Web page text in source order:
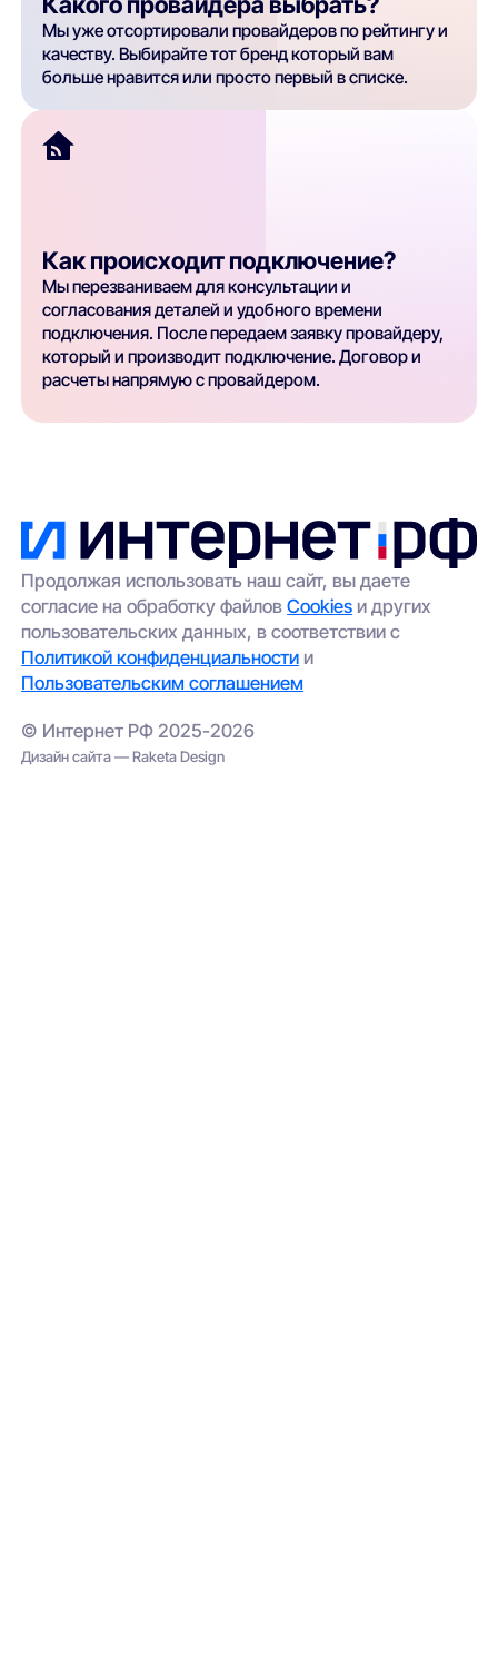
Мы уже отсортировали провайдеров по рейтингу и
качеству. Выбирайте тот бренд который вам
больше нравится или просто первый в списке.
Как происходит подключение?
Мы перезваниваем для консультации и
согласования деталей и удобного времени
подключения. После передаем заявку провайдеру,
который и производит подключение. Договор и
расчеты напрямую с провайдером.
Продолжая использовать наш сайт, вы даете
согласие на обработку файловCookies и других
пользовательских данных, в соответствии с
Политикой конфиденциальности и
Пользовательским соглашением
© Интернет РФ 2025-2026
Дизайн сайта — Raketa Design